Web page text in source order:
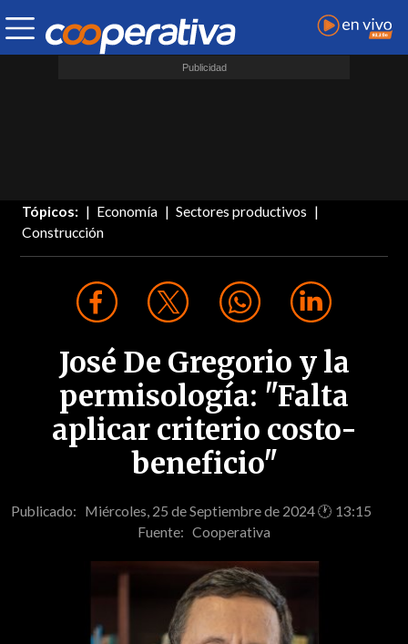
Tópicos: Economía
Sectores productivos
Construcción
José De Gregorio y la
permisología: "Falta
aplicar criterio costo-
beneficio"
Publicado: Miércoles, 25 de Septiembre de 2024 🕐 13:15
Fuente: Cooperativa